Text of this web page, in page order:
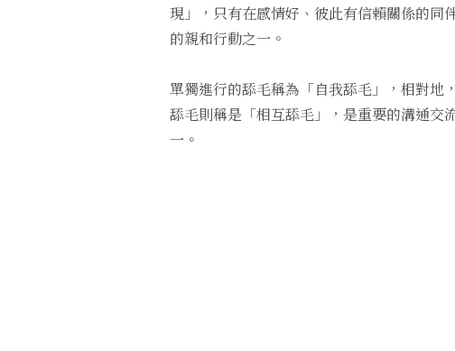
現」，只有在感情好、彼此有信賴關係的同
的親和行動之一。
單獨進行的舔毛稱為「自我舔毛」，相對地
舔毛則稱是「相互舔毛」，是重要的溝通交
一。